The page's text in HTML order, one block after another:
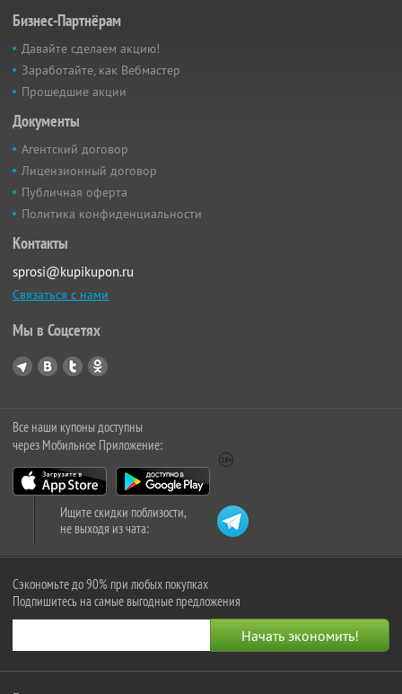
Бизнес-Партнёрам
Давайте сделаем акцию!
Заработайте, как Вебмастер
Прошедшие акции
Документы
Агентский договор
Лицензионный договор
Публичная оферта
Политика конфиденциальности
Контакты
sprosi@kupikupon.ru
Связаться с нами
Мы в Соцсетях
Все наши купоны доступны
через Мобильное Приложение:
Ищите скидки поблизости,
не выходя из чата:
Сэкономьте до 90% при любых покупках
Подпишитесь на самые выгодные предложения